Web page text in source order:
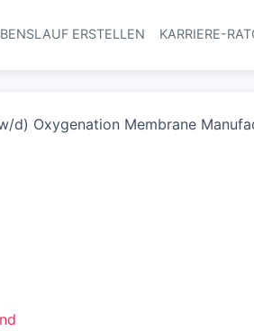
Haupt-
ERSTELLEN KARRIERE-
d) Oxygenation Membrane